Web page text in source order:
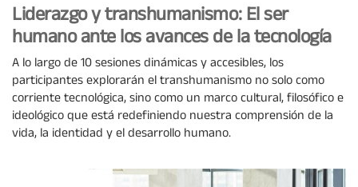
Liderazgo y transhumanismo: El ser
humano ante los avances de la tecnología
A lo largo de 10 sesiones dinámicas y accesibles, los
participantes explorarán el transhumanismo no solo como
corriente tecnológica, sino como un marco cultural, filosófico e
ideológico que está redefiniendo nuestra comprensión de la
vida, la identidad y el desarrollo humano.